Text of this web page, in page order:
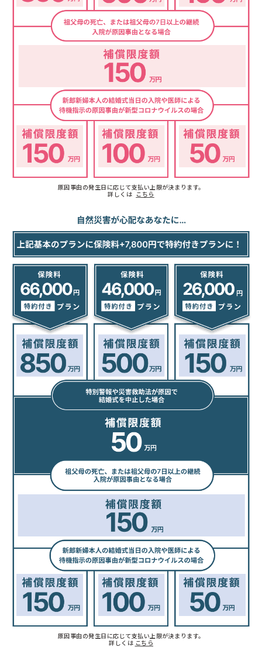
原因事由の発生日に応じて支払い上限が決まります。
詳しくは
こちら
原因事由の発生日に応じて支払い上限が決まります。
詳しくは こちら